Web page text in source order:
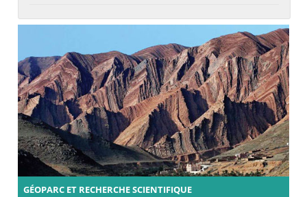
GÉOPARC ET RECHERCHE SCIENTIFIQUE